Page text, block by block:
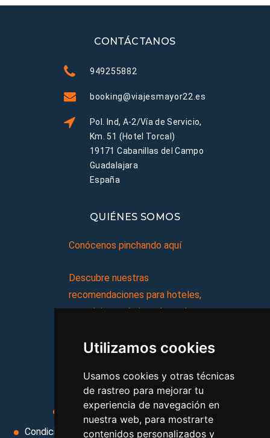
Utilizamos cookies
Usamos cookies y otras técnicas
de rastreo para mejorar tu
experiencia de navegación en
nuestra web, para mostrarte
contenidos personalizados y
CONTÁCTANOS
949255882
booking@viajesmayor22.es
Pol. Ind, A-2/Vía de Servicio,
Km. 51 (Hotel Torcal)
19171 Cabanillas del Campo
Guadalajara
España
QUIÉNES SOMOS
Conócenos pinchando aquí
Descubre nuestras
recomendaciones para hoteles,
complejos turísticos, hostales,
viajes, y mucho más!
MI AGENCIA
Aviso legal
Condiciones de uso
Condiciones Generales
Ley de Viajes Combinados